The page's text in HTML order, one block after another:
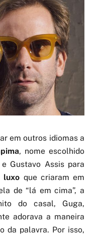
em outros idiomas a
, nome escolhido
Gustavo Assis para
luxo que criaram em
de “lá em cima”, a
do casal, Guga,
adorava a maneira
da palavra. Por isso,